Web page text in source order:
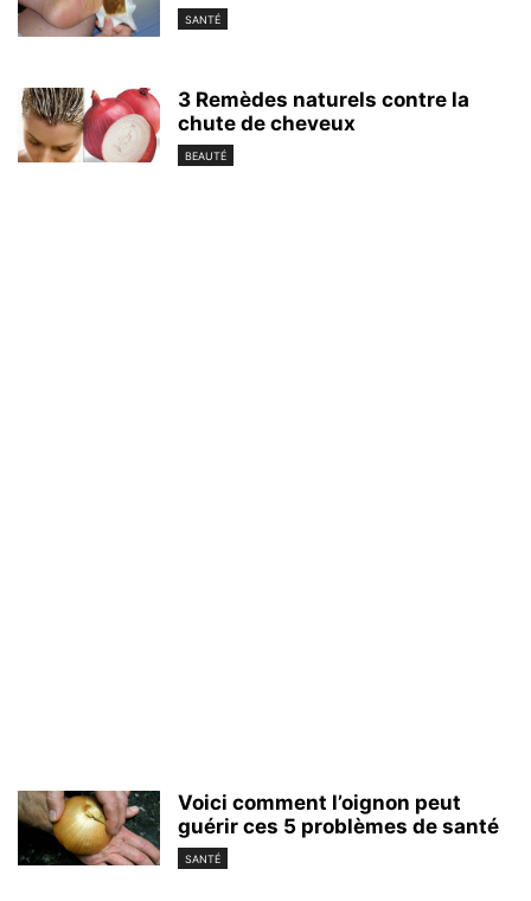
SANTÉ
3 Remèdes naturels contre la
chute de cheveux
BEAUTÉ
Voici comment l’oignon peut
guérir ces 5 problèmes de santé
SANTÉ